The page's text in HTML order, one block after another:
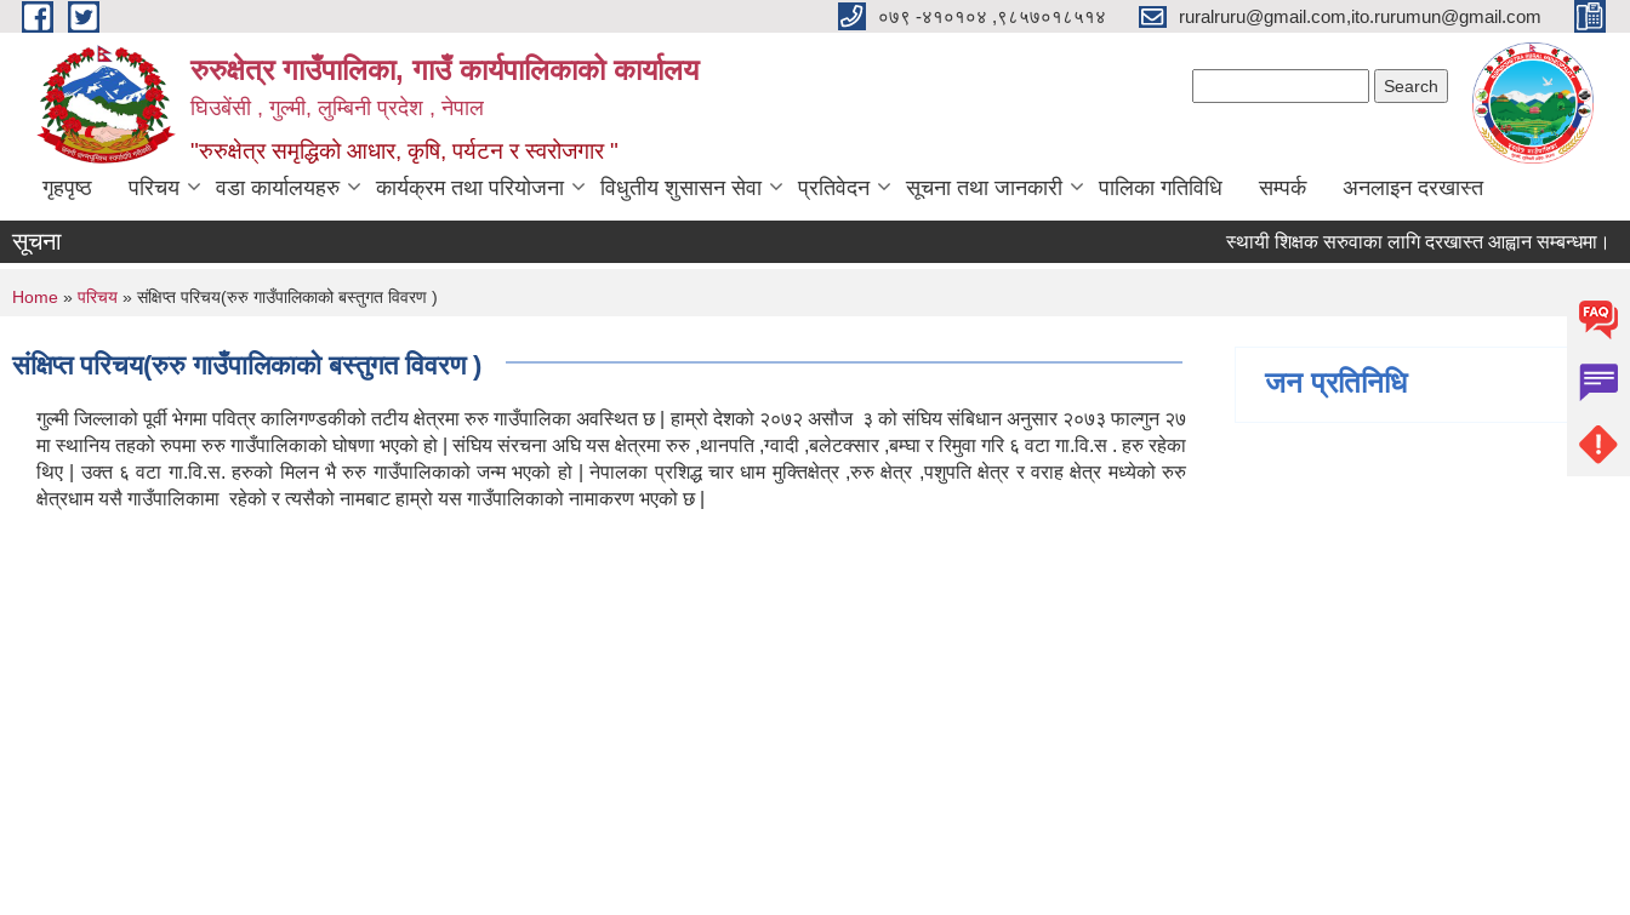
Skip to main content ०७९ -४१०१०४ ,९८५७०१८५१४ ruralruru@gmail.com,ito.rurumun@gmail.com
रुरुक्षेत्र गाउँपालिका, गाउँ कार्यपालिकाको कार्यालय
घिउबेंसी , गुल्मी, लुम्बिनी प्रदेश , नेपाल
"रुरुक्षेत्र समृद्धिको आधार, कृषि, पर्यटन र स्वरोजगार "
गृहपृष्ठ परिचय वडा कार्यालयहरु कार्यक्रम तथा परियोजना विधुतीय शुसासन सेवा प्रतिवेदन सूचना तथा जानकारी पालिका गतिविधि सम्पर्क अनलाइन दरखास्त
सूचना स्थायी शिक्षक सरुवाका लागि दरखास्त आह्वान सम्बन्धमा।
You are here
Home » परिचय » संक्षिप्त परिचय(रुरु गाउँपालिकाको बस्तुगत विवरण )
संक्षिप्त परिचय(रुरु गाउँपालिकाको बस्तुगत विवरण )
गुल्मी जिल्लाको पूर्वी भेगमा पवित्र कालिगण्डकीको तटीय क्षेत्रमा रुरु गाउँपालिका अवस्थित छ | हाम्रो देशको २०७२ असौज ३ को संघिय संबिधान अनुसार २०७३ फाल्गुन २७
मा स्थानिय तहको रुपमा रुरु गाउँपालिकाको घोषणा भएको हो | संघिय संरचना अघि यस क्षेत्रमा रुरु ,थानपति ,ग्वादी ,बलेटक्सार ,बम्घा र रिमुवा गरि ६ वटा गा.वि.स . हरु रहेका
थिए | उक्त ६ वटा गा.वि.स. हरुको मिलन भै रुरु गाउँपालिकाको जन्म भएको हो | नेपालका प्रशिद्ध चार धाम मुक्तिक्षेत्र ,रुरु क्षेत्र ,पशुपति क्षेत्र र वराह क्षेत्र मध्येको रुरु
क्षेत्रधाम यसै गाउँपालिकामा रहेको र त्यसैको नामबाट हाम्रो यस गाउँपालिकाको नामाकरण भएको छ |
जन प्रतिनिधि